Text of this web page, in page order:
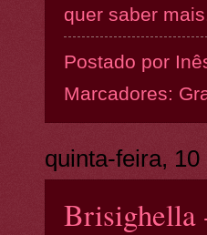
quer saber
Postado por
Marcadores:
quinta-feira,
Brisighella